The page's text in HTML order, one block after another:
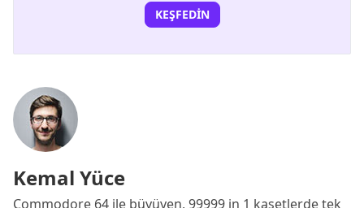
KEŞFEDIN
Kemal Yüce
Commodore 64 ile büyüyen, 99999 in 1 kasetlerde tek